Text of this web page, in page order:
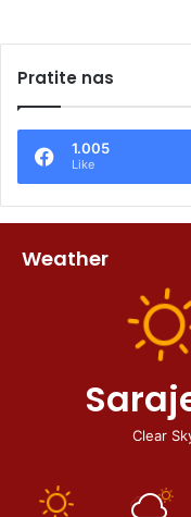
Pratite nas
1.005
Like
Weather
Clear